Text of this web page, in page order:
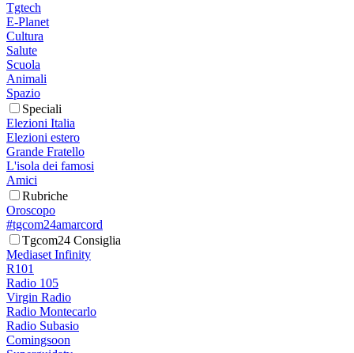
Tgtech
E-Planet
Cultura
Salute
Scuola
Animali
Spazio
Speciali
Elezioni Italia
Elezioni estero
Grande Fratello
L'isola dei famosi
Amici
Rubriche
Oroscopo
#tgcom24amarcord
Tgcom24 Consiglia
Mediaset Infinity
R101
Radio 105
Virgin Radio
Radio Montecarlo
Radio Subasio
Comingsoon